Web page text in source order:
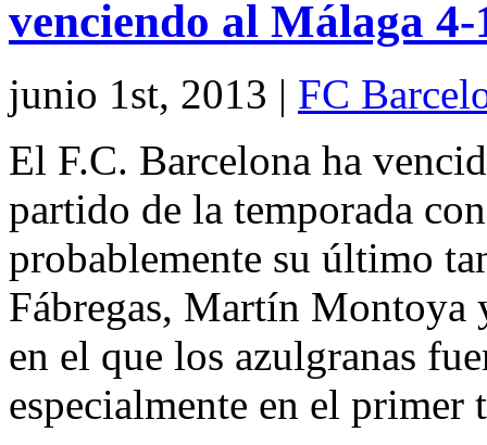
venciendo al Málaga 4-
junio 1st, 2013 | FC
El F.C. Barcelona ha
partido de la temporada
probablemente su último
Fábregas, Martín Montoya
en el que los azulgranas
especialmente en el primer